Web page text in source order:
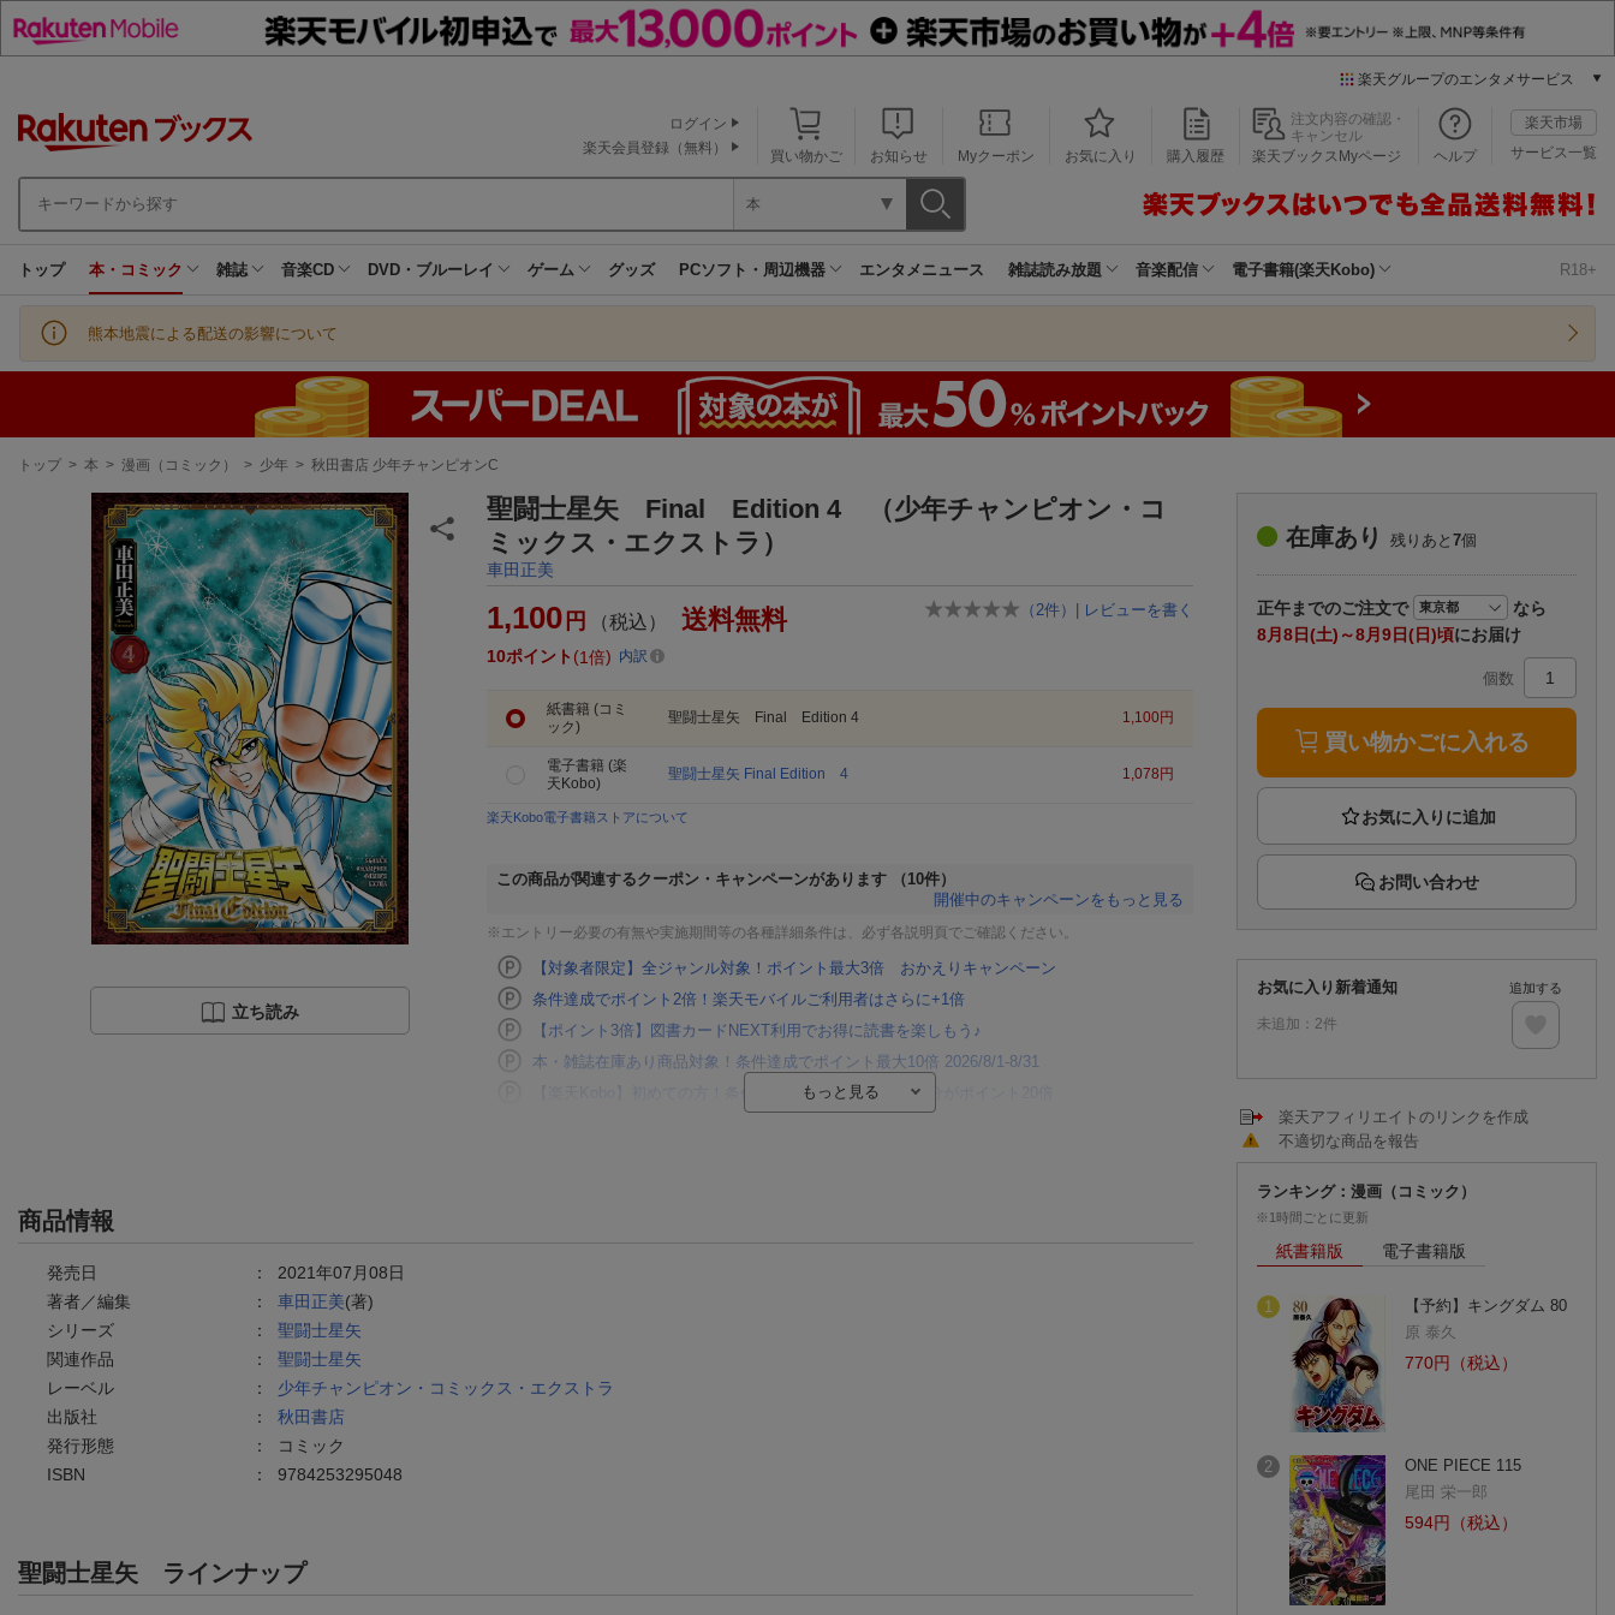
楽天グループのエンタメサービス
本/ゲーム/CD/DVD
楽天ブックス
楽天Kobo
楽天チケット
エンタメニュース
推し楽
買い物かご お知らせ Myクーポン お気に入り 購入履歴
注文内容の確認・
キャンセル
楽天ブックスMyページ
ヘルプ
楽天市場
サービス一覧
ログイン
楽天会員登録（無料）
本
トップ 本・コミック 雑誌 音楽CD DVD・ブルーレイ ゲーム グッズ PCソフト・周辺機器 エンタメニュース 雑誌読み放題 音楽配信 電子書籍(楽天Kobo) R18+
熊本地震による配送の影響について
現
トップ > 本 > 漫画（コミック） > 少年 > 秋田書店 少年チャンピオンC
立ち読み
聖闘士星矢 Final Edition 4 （少年チャンピオン・コ
ミックス・エクストラ）
車田正美
（ 2件） | レビューを書く
1,100 円 （税込） 送料無料
10ポイント 1倍 内訳
紙書籍 (コミ
ック)
聖闘士星矢 Final Edition 4 1,100円
電子書籍 (楽
天Kobo)
聖闘士星矢 Final Edition 4 1,078 円
楽天Kobo電子書籍ストアについて
この商品が関連するクーポン・キャンペーンがあります
（10件）
開催中のキャンペーンをもっと見る
※エントリー必要の有無や実施期間等の各種詳細条件は、必ず各説明頁でご確認ください。
【対象者限定】全ジャンル対象！ポイント最大3倍 おかえりキャンペーン
条件達成でポイント2倍！楽天モバイルご利用者はさらに+1倍
【ポイント3倍】図書カードNEXT利用でお得に読書を楽しもう♪
本・雑誌在庫あり商品対象！条件達成でポイント最大10倍 2026/8/1-8/31
【楽天Kobo】初めての方！条件達成で楽天ブックス購入分がポイント20倍
商品情報
発売日 ： 2021年07月08日
著者／編集
： 車田正美(著)
シリーズ
： 聖闘士星矢
関連作品
： 聖闘士星矢
レーベル
： 少年チャンピオン・コミックス・エクストラ
出版社
： 秋田書店
発行形態
：
コミック
ISBN
： 9784253295048
聖闘士星矢 ラインナップ
在庫あり 残りあと 7個
正午までのご注文で
なら
8月8日(土)～8月9日(日)頃にお届け
個数
買い物かごに入れる
お問い合わせ
お気に入り新着通知
未追加： 2件
追加する
楽天アフィリエイトのリンクを作成
不適切な商品を報告
ランキング：漫画（コミック）
※1時間ごとに更新
紙書籍版 電子書籍版
1
【予約】キングダム 80
原 泰久
770円（税込）
2
ONE PIECE 115
尾田 栄一郎
594円（税込）